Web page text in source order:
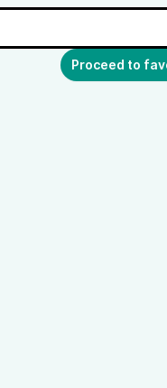
Proceed to